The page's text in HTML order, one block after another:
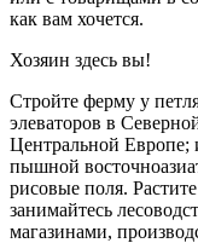
как вам хочется.
Хозяин здесь вы!
Стройте ферму у
элеваторов в
Центральной Европе;
пышной
рисовые поля.
занимайтесь
магазинами,